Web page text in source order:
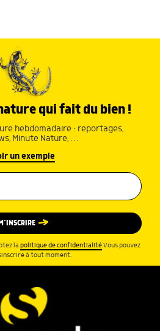
qui fait du bien !
hebdomadaire : reportages,
Minute Nature, …
un exemple
la politique de confidentialité.Vous pouvez
à tout moment.